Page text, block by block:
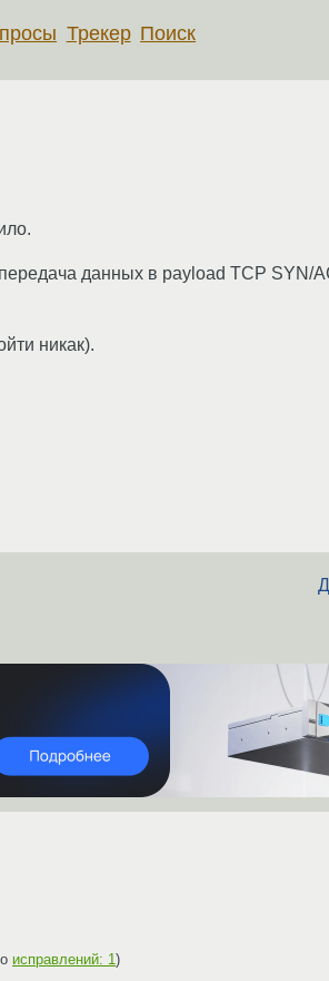
Трекер Поиск
данных в payload TCP SYN/
никак).
исправлений: 1 )